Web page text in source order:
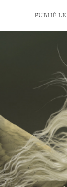
PUBLIÉ LE